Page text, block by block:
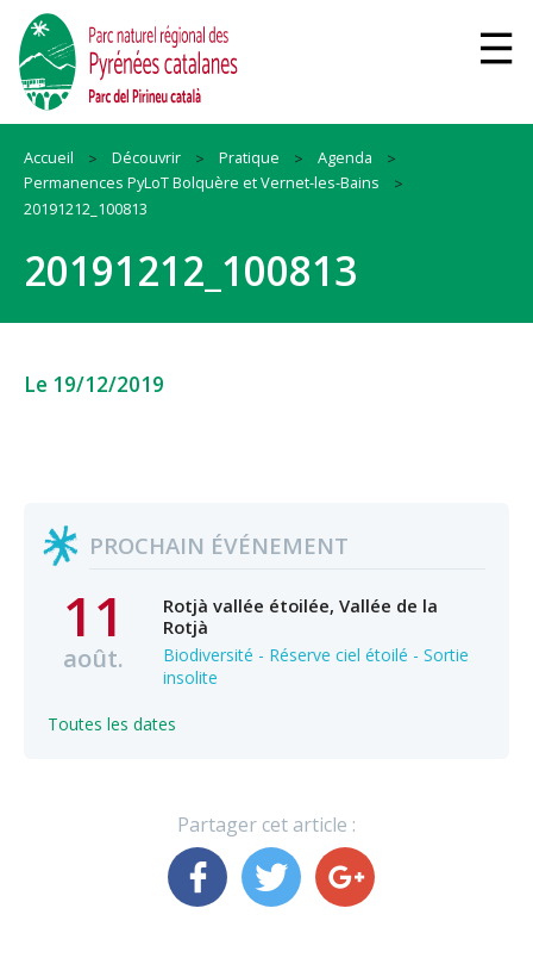
Accueil Découvrir Pratique
Agenda
Permanences PyLoT Bolquère et Vernet-les-Bains
20191212_100813
20191212_100813
Le 19/12/2019
PROCHAIN ÉVÉNEMENT
11
août.
Rotjà vallée étoilée, Vallée de la
Rotjà
Biodiversité - Réserve ciel étoilé - Sortie
insolite
Toutes les dates
Partager cet article :